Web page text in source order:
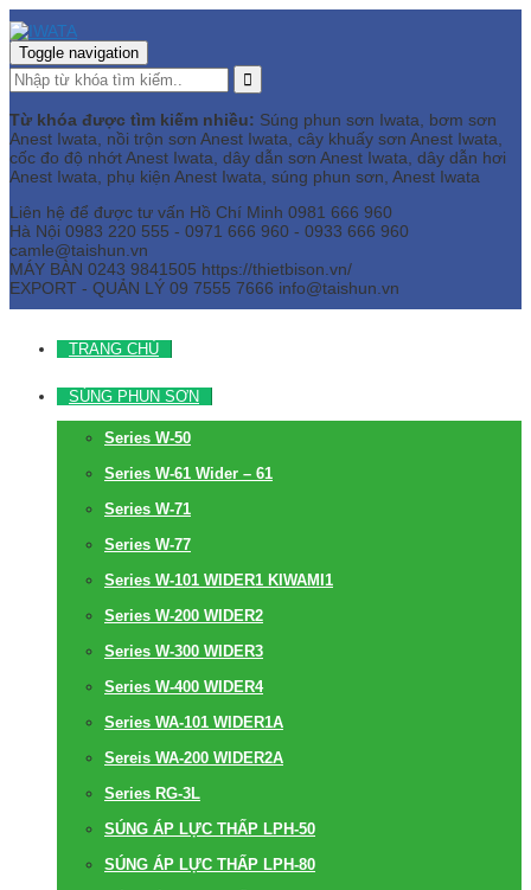
Toggle navigation
Từ khóa được tìm kiếm nhiều: Súng phun sơn Iwata, bơm sơn
Anest Iwata, nồi trộn sơn Anest Iwata, cây khuấy sơn Anest Iwata,
cốc đo độ nhớt Anest Iwata, dây dẫn sơn Anest Iwata, dây dẫn hơi
Anest Iwata, phụ kiện Anest Iwata, súng phun sơn, Anest Iwata
Liên hệ để được tư vấn Hồ Chí Minh 0981 666 960
Hà Nội 0983 220 555 - 0971 666 960 - 0933 666 960
camle@taishun.vn
MÁY BÀN 0243 9841505 https://thietbison.vn/
EXPORT - QUẢN LÝ 09 7555 7666 info@taishun.vn
TRANG CHỦ
SÚNG PHUN SƠN
Series W-50
Series W-61 Wider – 61
Series W-71
Series W-77
Series W-101 WIDER1 KIWAMI1
Series W-200 WIDER2
Series W-300 WIDER3
Series W-400 WIDER4
Series WA-101 WIDER1A
Sereis WA-200 WIDER2A
Series RG-3L
SÚNG ÁP LỰC THẤP LPH-50
SÚNG ÁP LỰC THẤP LPH-80